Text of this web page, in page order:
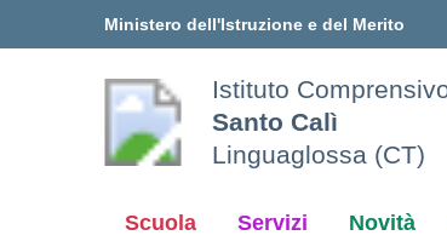
Ministero dell'Istruzione e del Merito
Istituto
Santo Calì
Linguaglossa (CT)
Scuola Servizi Novità